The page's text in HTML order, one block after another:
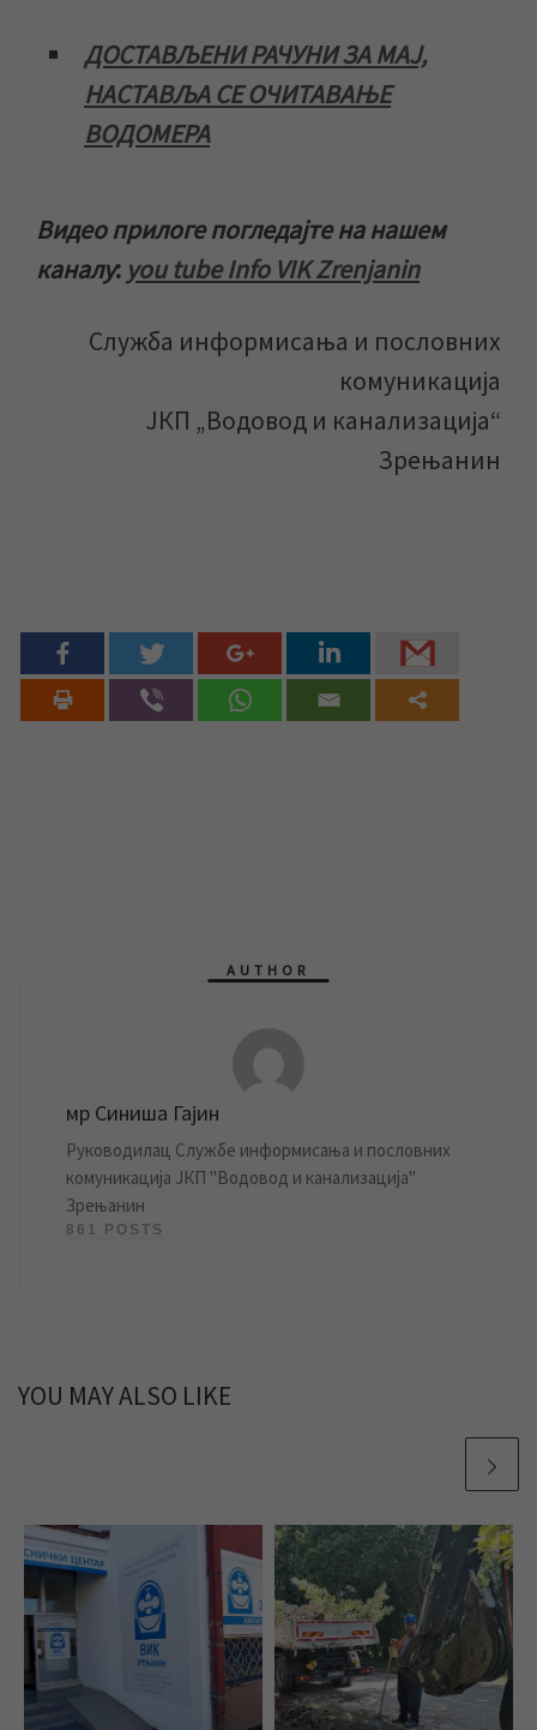
ДОСТАВЉЕНИ РАЧУНИ ЗА МАЈ,
НАСТАВЉА СЕ ОЧИТАВАЊЕ
ВОДОМЕРА
Видео прилоге погледајте на нашем
каналу: you tube Info VIK Zrenjanin
Служба информисања и пословних
комуникација
ЈКП „Водовод и канализација“
Зрењанин
AUTHOR
мр Синиша Гајин
Руководилац Службе информисања и пословних
комуникација ЈКП "Водовод и канализација"
Зрењанин
861 POSTS
YOU MAY ALSO LIKE